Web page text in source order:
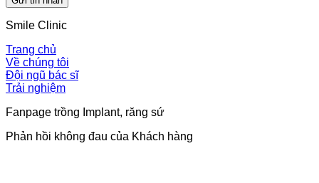
Smile Clinic
Trang chủ
Về chúng tôi
Đội ngũ bác sĩ
Trải nghiệm
Fanpage trồng Implant, răng sứ
Phản hồi không đau của Khách hàng